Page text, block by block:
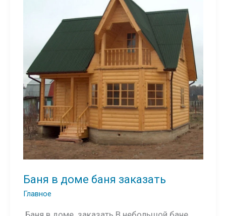
Баня в доме баня заказать
Главное